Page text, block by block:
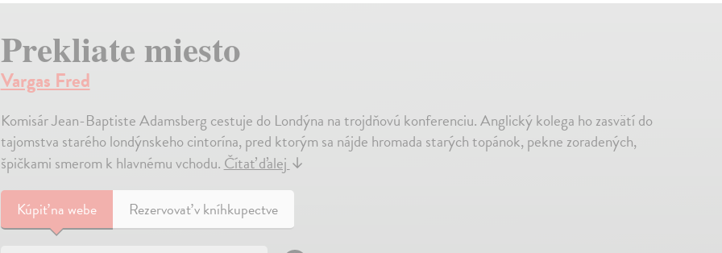
Prekliate miesto
Vargas Fred
Komisár Jean-Baptiste Adamsberg cestuje do Londýna na trojdňovú konferenciu. Anglický kolega ho zasvätí do
tajomstva starého londýnskeho cintorína, pred ktorým sa nájde hromada starých topánok, pekne zoradených,
špičkami smerom k hlavnému vchodu.Čítať ďalej↓
Kúpiťna webe Rezervovať v kníhkupectve